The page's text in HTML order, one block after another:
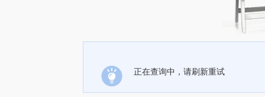
正在查询中，请刷新重试